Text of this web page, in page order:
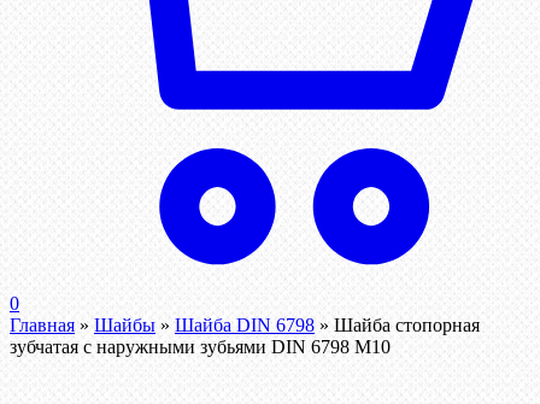
0
Главная » Шайбы » Шайба DIN 6798 » Шайба стопорная
зубчатая с наружными зубьями DIN 6798 М10